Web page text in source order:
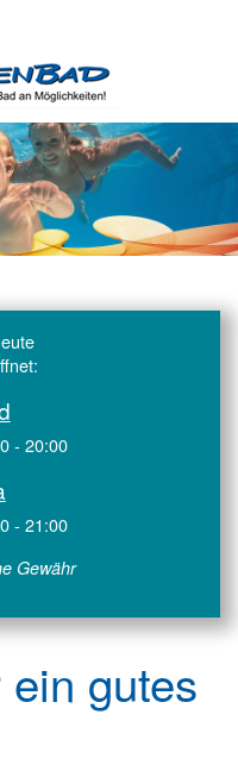
- 20:00
- 21:00
Gewähr
gutes